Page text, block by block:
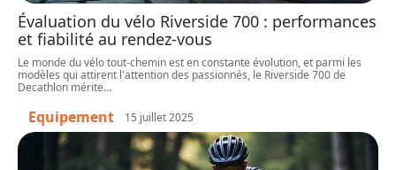
Évaluation du vélo Riverside 700 : performances
et fiabilité au rendez-vous
Le monde du vélo tout-chemin est en constante évolution, et parmi les
modèles qui attirent l'attention des passionnés, le Riverside 700 de
Decathlon mérite…
Equipement 15 juillet 2025